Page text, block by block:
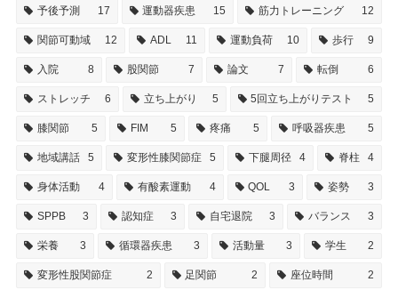
予後予測 17 運動器疾患 15 筋力トレーニング 12
関節可動域 12 ADL 11 運動負荷 10 歩行 9
入院 8 股関節 7 論文 7 転倒 6
ストレッチ 6 立ち上がり 5 5回立ち上がりテスト 5
膝関節 5 FIM 5 疼痛 5 呼吸器疾患 5
地域講話 5 変形性膝関節症 5 下腿周径 4 脊柱 4
身体活動 4 有酸素運動 4 QOL 3 姿勢 3
SPPB 3 認知症 3 自宅退院 3 バランス 3
栄養 3 循環器疾患 3 活動量 3 学生 2
変形性股関節症 2 足関節 2 座位時間 2